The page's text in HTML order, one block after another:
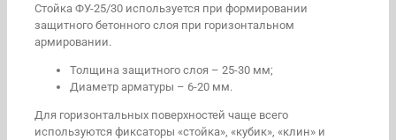
Стойка ФУ-25/30 используется при формировании
защитного бетонного слоя при горизонтальном
армировании.
Толщина защитного слоя – 25-30 мм;
Диаметр арматуры – 6-20 мм.
Для горизонтальных поверхностей чаще всего
используются фиксаторы «стойка», «кубик», «клин» и